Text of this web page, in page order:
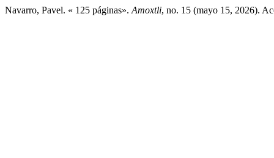
Navarro, Pavel. « 125 páginas». Amoxtli, no. 15 (mayo 15, 2026).